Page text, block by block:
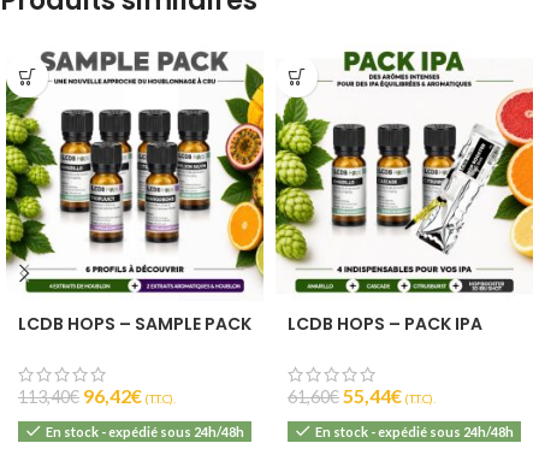
LCDB HOPS – SAMPLE PACK
113,40€ 96,42€ (T.T.C).
En stock - expédié sous 24h/48h
LCDB HOPS – PACK IPA
61,60€55,44€ (T.T.C).
En stock - expédié sous 24h/48h